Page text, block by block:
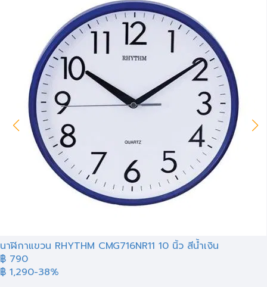
นาฬิกาแขวน RHYTHM CMG716NR11 10 นิ้ว สีน้ำเงิน
฿ 790
฿ 1,290-38%